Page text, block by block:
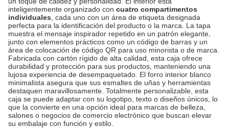
inteligentemente organizado con cuatro compartimentos
individuales , cada uno con un área de etiqueta designada
perfecta para la identificación del producto o la marca. La tapa
muestra el mensaje inspirador repetido en un patrón elegante,
junto con elementos prácticos como un código de barras y un
área de colocación de código QR para uso minorista o de marca.
Fabricada con cartón rígido de alta calidad, esta caja ofrece
durabilidad y protección para sus productos, manteniendo una
lujosa experiencia de desempaquetado. El forro interior blanco
minimalista asegura que sus esmaltes de uñas y herramientas
destaquen maravillosamente. Totalmente personalizable, esta
caja se puede adaptar con su logotipo, texto o diseños únicos, lo
que la convierte en una opción ideal para marcas de belleza,
salones o negocios de comercio electrónico que buscan elevar
su embalaje con función y estilo.